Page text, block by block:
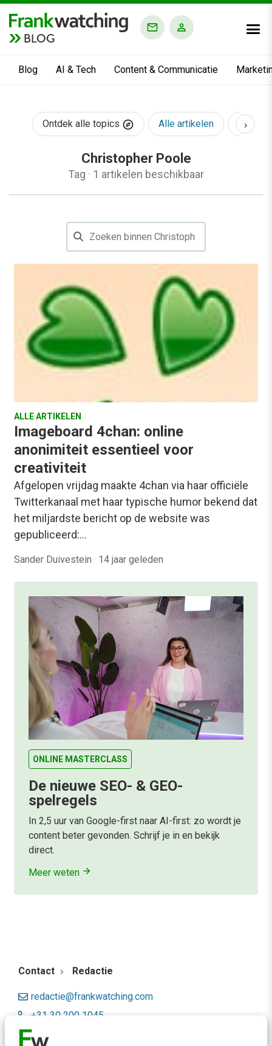
BLOG
Blog AI & Tech Content & Communicatie
Ontdek alle topics Alle artikelen AI &
›
Christopher Poole
Tag · 1 artikelen beschikbaar
ALLE ARTIKELEN
Imageboard 4chan: online
anonimiteit essentieel voor
creativiteit
Afgelopen vrijdag maakte 4chan via haar officiële
Twitterkanaal met haar typische humor bekend dat
het miljardste bericht op de website was
gepubliceerd:…
Sander Duivestein · 14 jaar geleden
ONLINE MASTERCLASS
De nieuwe SEO- & GEO-
spelregels
In 2,5 uur van Google-first naar AI-first: zo wordt je
content beter gevonden. Schrijf je in en bekijk
direct.
Meer weten
Contact Redactie
redactie@frankwatching.com
+31 30 200 1045
Tarieven